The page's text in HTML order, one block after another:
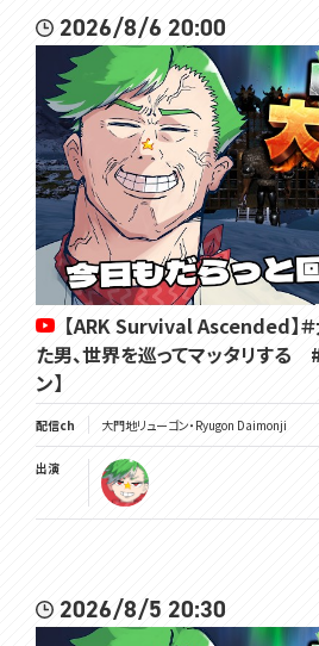
2026/8/6 20:00
【ARK Survival Ascended】
た男、世界を巡ってマッタリする
ン】
配信ch 大門地リューゴン・Ryugon Daimonji
出演
2026/8/5 20:30